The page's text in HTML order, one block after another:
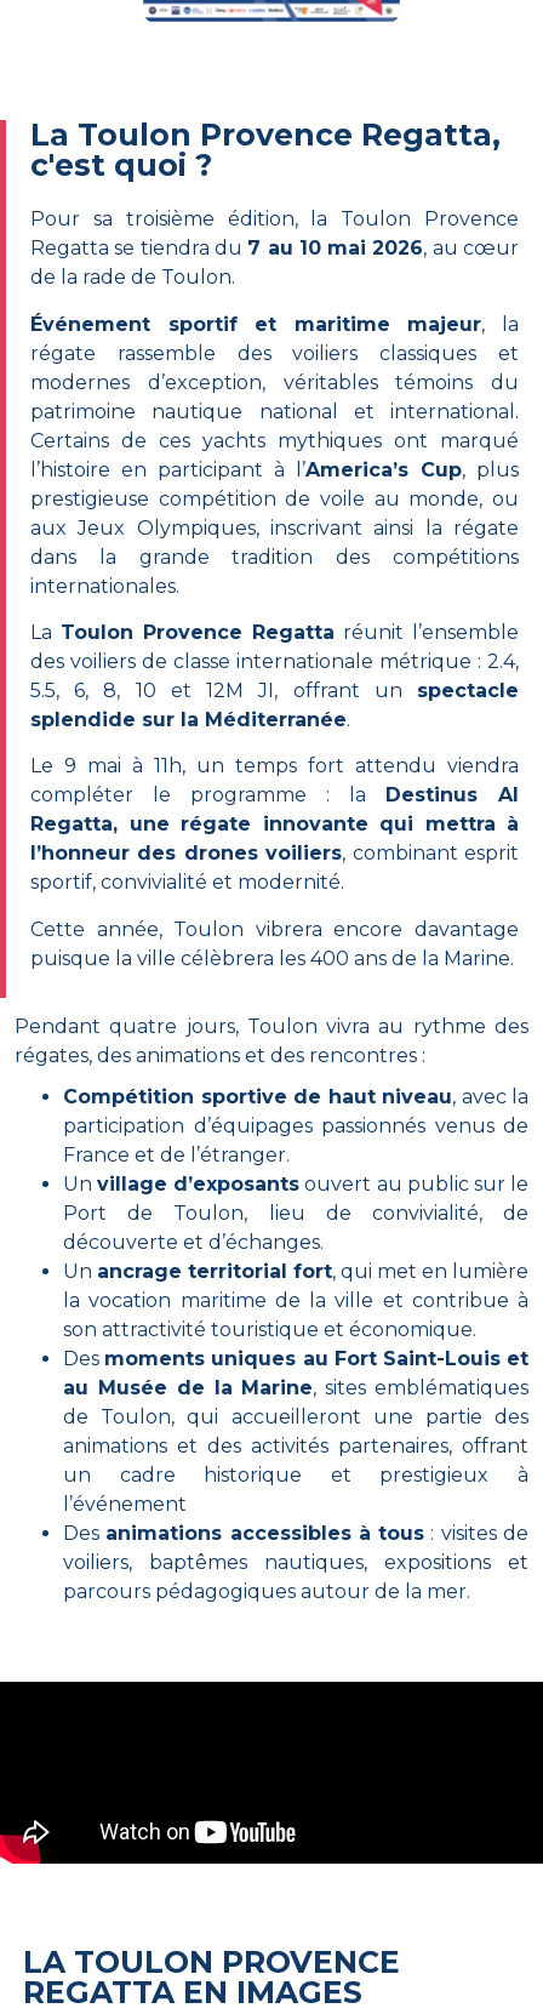
La Toulon Provence Regatta,
c'est quoi ?
Pour sa troisième édition, la Toulon Provence
Regatta se tiendra du 7 au 10 mai 2026, au cœur
de la rade de Toulon.
Événement sportif et maritime majeur, la
régate rassemble des voiliers classiques et
modernes d’exception, véritables témoins du
patrimoine nautique national et international.
Certains de ces yachts mythiques ont marqué
l’histoire en participant à l’America’s Cup, plus
prestigieuse compétition de voile au monde, ou
aux Jeux Olympiques, inscrivant ainsi la régate
dans la grande tradition des compétitions
internationales.
La Toulon Provence Regatta réunit l’ensemble
des voiliers de classe internationale métrique : 2.4,
5.5, 6, 8, 10 et 12M JI, offrant un spectacle
splendide sur la Méditerranée.
Le 9 mai à 11h, un temps fort attendu viendra
compléter le programme : la
Destinus AI
Regatta, une régate innovante qui mettra à
l’honneur des drones voiliers, combinant esprit
sportif, convivialité et modernité.
Cette année, Toulon vibrera encore davantage
puisque la ville célèbrera les 400 ans de la Marine.
Pendant quatre jours, Toulon vivra au rythme des
régates, des animations et des rencontres :
Compétition sportive de haut niveau, avec la
participation d’équipages passionnés venus de
France et de l’étranger.
Unvillage d’exposants ouvert au public sur le
Port de Toulon, lieu de convivialité, de
découverte et d’échanges.
Un ancrage territorial fort, qui met en lumière
la vocation maritime de la ville et contribue à
son attractivité touristique et économique.
Des moments uniques au Fort Saint-Louis et
au Musée de la Marine, sites emblématiques
de Toulon, qui accueilleront une partie des
animations et des activités partenaires, offrant
un cadre historique et prestigieux à
l’événement
Des animations accessibles à tous : visites de
voiliers, baptêmes nautiques, expositions et
parcours pédagogiques autour de la mer.
LA TOULON PROVENCE
REGATTA EN IMAGES